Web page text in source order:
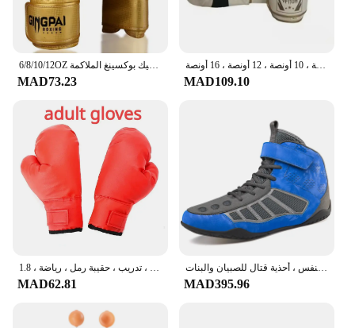
6/8/10/12OZ الملونة الملاكمة قفازات الكبار بو رغوة الكبار ركلة التدريب الكيك بوكسينغ الملاكمة mma قفاز قفازات الملاكمة التايلاندية الرمل قفازات
MAD73.23
قفازات بو للملاكمة المهنية للأطفال والكبار ، تنفس ، ساندا ، الملاكمة التايلاندية ، القتال ، التايكوندو ، قفازات اللكم ، 6 أونصة ، 8 أونصة ، 10 أونصة ، 12 أونصة ، 16 أونصة
MAD109.10
حقيبة تثقيب للكبار والأطفال ، آلة ملاكمة موسيقية ذكية ، إضاءة ليد ، استجابة للاسترخاء ، تدريب ، حقيبة رمل ، رياضة ، 1.8
MAD62.81
أحذية مصارعة ملاكمة للرجال والنساء ، نعل خارجي مطاطي ، تنفس ، أحذية قتال للصبيان والبنات
MAD395.96